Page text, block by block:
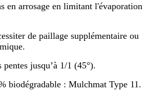
en arrosage en limitant l'évaporation
de paillage supplémentaire ou
jusqu’à 1/1 (45°).
biodégradable : Mulchmat Type 11.